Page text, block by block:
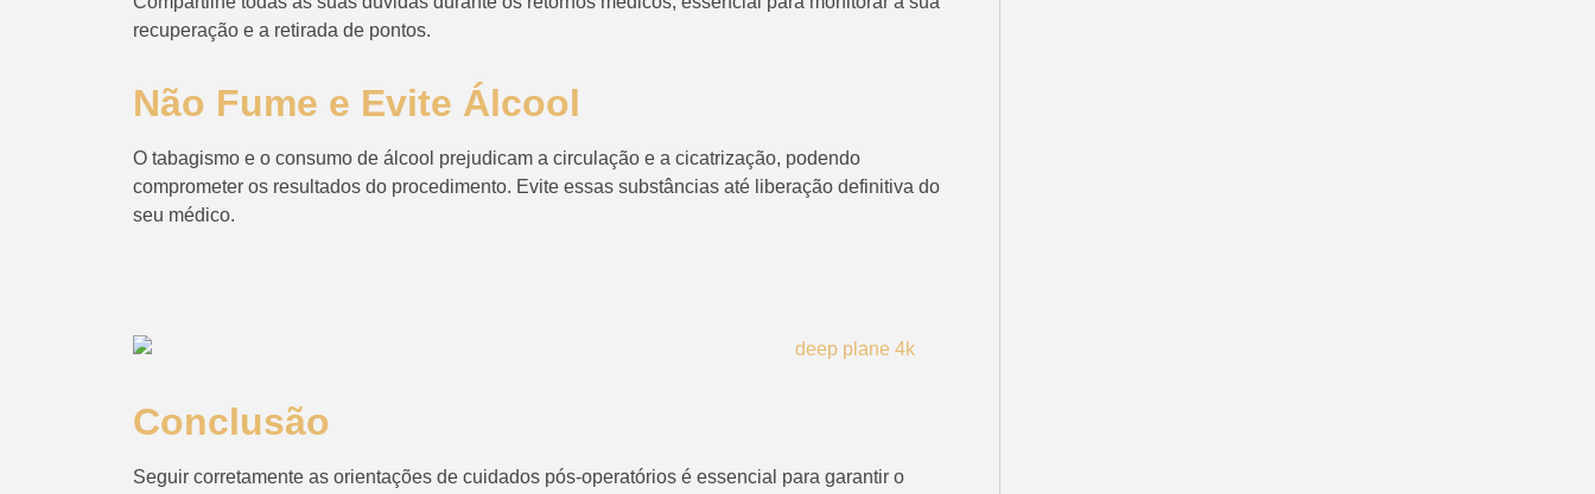
recuperação e a retirada de pontos.
Não Fume e Evite Álcool
O tabagismo e o consumo de álcool prejudicam a circulação e a cicatrização, podendo
comprometer os resultados do procedimento. Evite essas substâncias até liberação definitiva do
seu médico.
Conclusão
Seguir corretamente as orientações de cuidados pós-operatórios é essencial para garantir o